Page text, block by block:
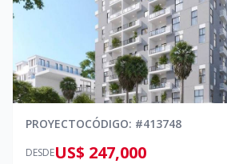
PROYECTOCÓDIGO: #413748
DESDEUS$ 247,000